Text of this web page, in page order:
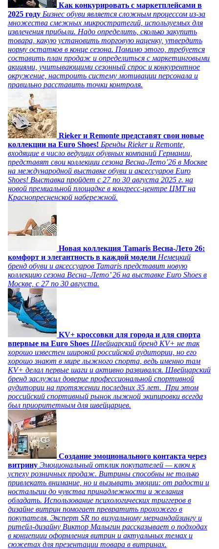
Как конкурировать с маркетплейсами в
2025 году Бизнес обуви является сложным процессом из-за
множества смежных микростратегий, используемых для
извлечения прибыли. Надо определить, сколько закупить
товара, какую установить торговую наценку, утвердить
норму остатков в конце сезона. Помимо этого, требуется
составить план продаж и определиться с маркетинговыми
акциями, учитывающими сезонный спрос и конкурентное
окружение, настроить систему мотивации персонала и
правильно расставить точки контроля.
Rieker и Remonte представят свои новые
коллекции на Euro Shoes! Бренды Rieker и Remonte,
входящие в число ведущих обувных компаний Германии,
представят свои коллекции сезона Весна-Лето’26 в Москве
на международной выставке обуви и аксессуаров Euro
Shoes! Выставка пройдет c 27 по 30 августа 2025 г. на
новой премиальной площадке в конгресс-центре ЦМТ на
Краснопресненской набережной.
Новая коллекция Tamaris Весна-Лето 26:
комфорт и элегантность в каждой модели Немецкий
бренд обуви и аксессуаров Tamaris представит новую
коллекцию сезона Весна–Лето’ 26 на выставке Euro Shoes в
Москве, с 27 по 30 августа.
KV+ кроссовки для города и для спорта
впервые на Euro Shoes Швейцарский бренд KV+ не так
хорошо известен широкой российской аудитории, но его
хорошо знают в мире лыжного спорта, ведь именно там
KV+ делал первые шаги и активно развивался. Швейцарский
бренд заслужил доверие профессиональной спортивной
аудитории на протяжении последних 35 лет. При этом
российский спортивный рынок лыжной экипировки всегда
был приоритетным для швейцарцев.
Создание эмоционального контакта через
витрину Эмоциональный отклик покупателей — ключ к
успеху розничных продаж. Витрины способны не только
привлекать внимание, но и вызывать эмоции: от радости и
ностальгии до чувства принадлежности и желания
обладать. Использование психологических триггеров в
дизайне витрин помогает превратить прохожего в
покупателя. Эксперт SR по визуальному мерчандайзингу и
ритейл-дизайну Виктор Малыгин рассказывает о подходах
в концепции оформления витрин и актуальных темах и
сюжетах для презентации товара в витринах.